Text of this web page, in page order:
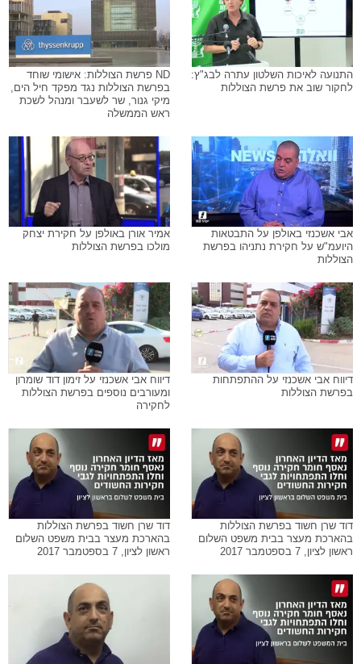
התנועה לאיכות השלטון עתרה לבג"ץ:
לחקור שוב את פרשת הצוללות
ND פרשת הצוללות: אישומי שוחד
בפרשת הצוללות נגד מפקד חיל הים,
מיקי גנור, שר לשעבר ומנהל לשכת
ראש הממשלה
אבי אשכנזי באולפן על התבטאות
היועמ"ש על חקירת נתניהו בפרשת
הצוללות
אמיר אורן באולפן על חקירת יצחק
מולכו בפרשת הצוללות
דיווח אבי אשכנזי על ההתפתחות
בפרשת הצוללות
דיווח אבי אשכנזי על זימון דוד שומרון
ומעורבים נוספים בפרשת הצוללות
לחקירה
דוד שרן חשוד בפרשת הצוללות
בהארכת מעצר בבית משפט השלום
ראשון לציון, 7 בספטמבר 2017
דוד שרן חשוד בפרשת הצוללות
בהארכת מעצר בבית משפט השלום
ראשון לציון, 7 בספטמבר 2017